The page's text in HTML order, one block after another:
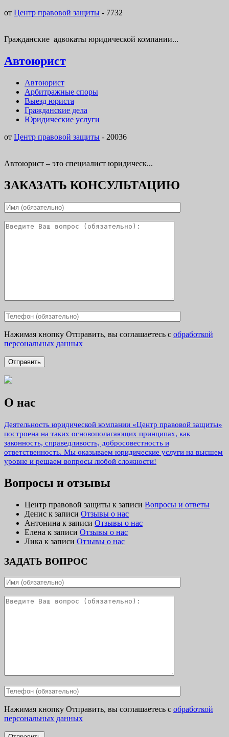
от Центр правовой защиты - 7732
Гражданские адвокаты юридической компании...
Автоюрист
Автоюрист
Арбитражные споры
Выезд юриста
Гражданские дела
Юридические услуги
от Центр правовой защиты - 20036
Автоюрист – это специалист юридическ...
ЗАКАЗАТЬ КОНСУЛЬТАЦИЮ
Нажимая кнопку Отправить, вы соглашаетесь с обработкой
персональных данных
О нас
Деятельность юридической компании «Центр правовой защиты»
построена на таких основополагающих принципах, как
законность, справедливость, добросовестность и
ответственность. Мы оказываем юридические услуги на высшем
уровне и решаем вопросы любой сложности!
Вопросы и отзывы
Центр правовой защиты к записи Вопросы и ответы
Денис к записи Отзывы о нас
Антонина к записи Отзывы о нас
Елена к записи Отзывы о нас
Лика к записи Отзывы о нас
ЗАДАТЬ ВОПРОС
Нажимая кнопку Отправить, вы соглашаетесь с обработкой
персональных данных